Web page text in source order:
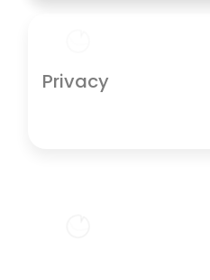
Privacy